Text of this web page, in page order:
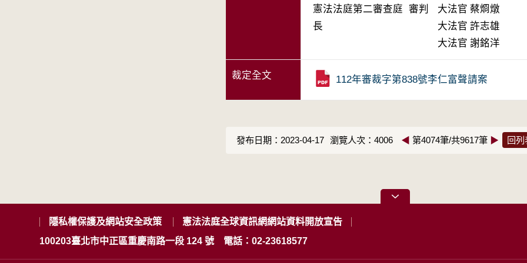
憲法法庭第二審查庭 審判
長
大法官 蔡烱燉
大法官 許志雄
大法官 謝銘洋
裁定全文 112年審裁字第838號李仁富聲請案
發布日期：2023-04-17 瀏覽人次：4006 ◀ 第4074筆/共9617筆 ▶ 回列
隱私權保護及網站安全政策
憲法法庭全球資訊網網站資料開放宣告
100203臺北市中正區重慶南路一段 124 號
電話：02-23618577